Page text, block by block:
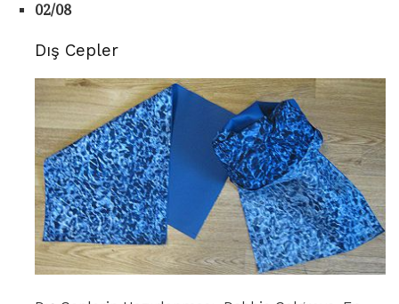
02/08
Dış Cepler